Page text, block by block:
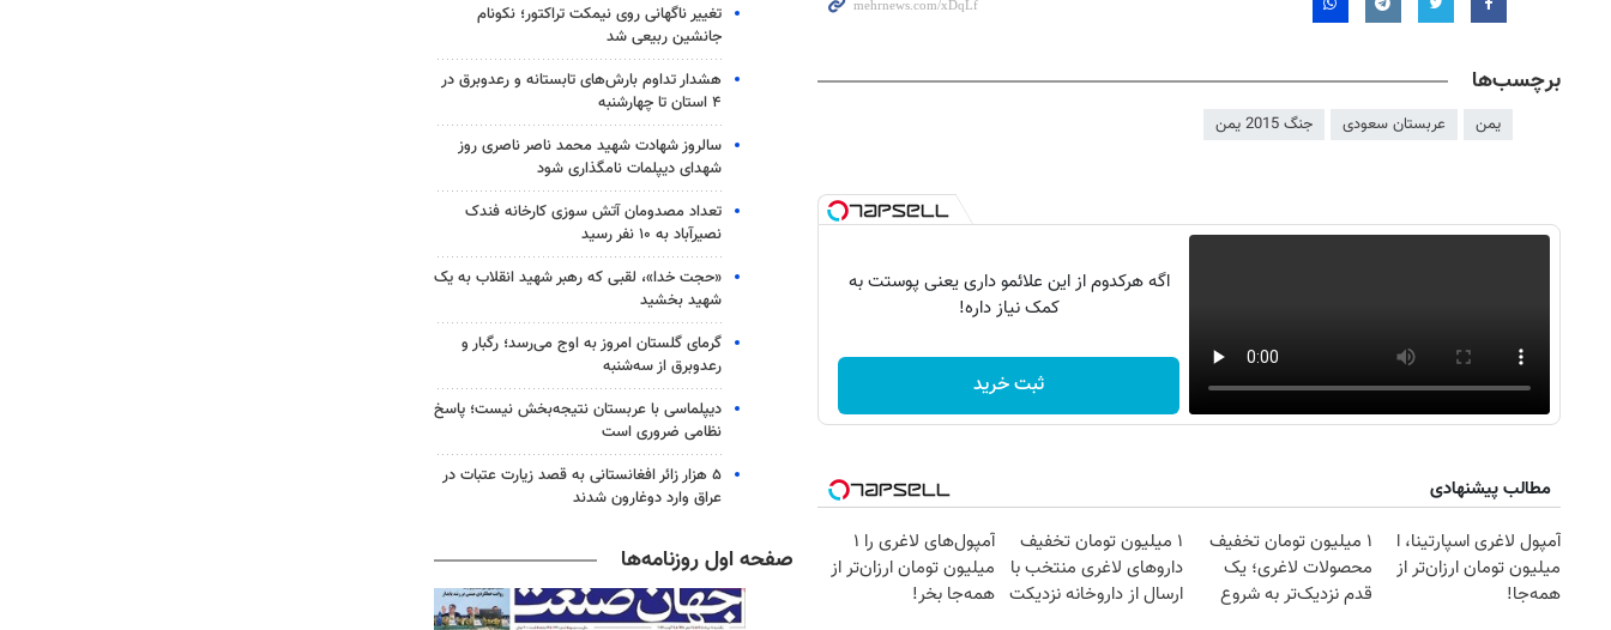
برچسب‌ها
یمن عربستان سعودی جنگ 2015 یمن
اگه هرکدوم از این علائمو داری یعنی پوستت به
کمک نیاز داره!
ثبت خرید
مطالب پیشنهادی
آمپول لاغری اسپارتینا، ا
میلیون تومان ارزان‌تر از
همه‌جا!
۱ میلیون تومان تخفیف
محصولات لاغری؛ یک
قدم نزدیک‌تر به شروع
۱ میلیون تومان تخفیف
داروهای لاغری منتخب با
ارسال از داروخانه نزدیکت
آمپول‌های لاغری را ۱
میلیون تومان ارزان‌تر از
همه‌جا بخر!
تغییر ناگهانی روی نیمکت تراکتور؛ نکونام
جانشین ربیعی شد
هشدار تداوم بارش‌های تابستانه و رعدوبرق در
۴ استان تا چهارشنبه
سالروز شهادت شهید محمد ناصر ناصری روز
شهدای دیپلمات نامگذاری شود
تعداد مصدومان آتش سوزی کارخانه فندک
نصیرآباد به ۱۰ نفر رسید
«حجت خدا»، لقبی که رهبر شهید انقلاب به یک
شهید بخشید
گرمای گلستان امروز به اوج می‌رسد؛ رگبار و
رعدوبرق از سه‌شنبه
دیپلماسی با عربستان نتیجه‌بخش نیست؛ پاسخ
نظامی ضروری است
۵ هزار زائر افغانستانی به قصد زیارت عتبات در
عراق وارد دوغارون شدند
صفحه اول روزنامه‌ها